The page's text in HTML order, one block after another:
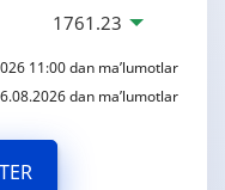
1761.23
11:00 dan ma’lumotlar
dan ma’lumotlar